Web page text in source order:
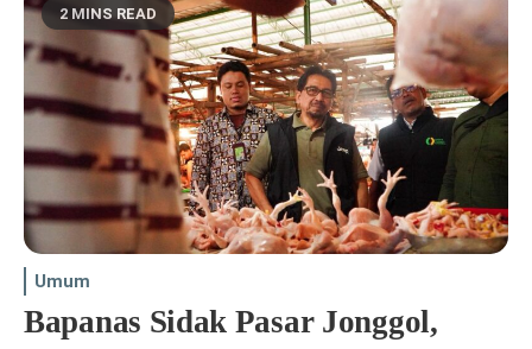
2 MINS READ
Umum
Bapanas Sidak Pasar Jonggol,